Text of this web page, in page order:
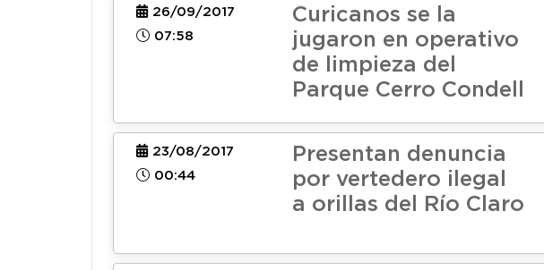
26/09/2017
07:58
Curicanos se la
jugaron en operativo
de limpieza del
Parque Cerro Condell
23/08/2017
00:44
Presentan denuncia
por vertedero ilegal
a orillas del Río Claro